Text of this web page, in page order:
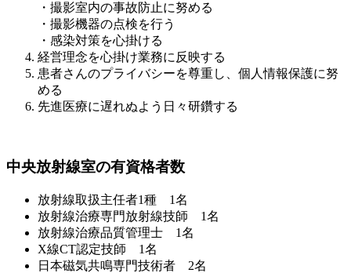
・撮影室内の事故防止に努める
・撮影機器の点検を行う
・感染対策を心掛ける
経営理念を心掛け業務に反映する
患者さんのプライバシーを尊重し、個人情報保護に努
める
先進医療に遅れぬよう日々研鑽する
中央放射線室の有資格者数
放射線取扱主任者1種 1名
放射線治療専門放射線技師 1名
放射線治療品質管理士 1名
X線CT認定技師 1名
日本磁気共鳴専門技術者 2名